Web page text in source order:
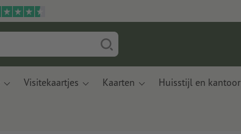
Visitekaartjes Kaarten Huisstijl en kantoor